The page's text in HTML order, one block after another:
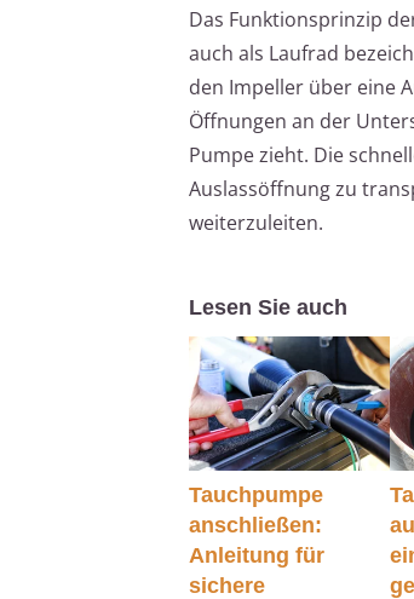
Das Funktionsprinzip
auch als Laufrad
den Impeller über eine
Öffnungen an der
Pumpe zieht. Die
Auslassöffnung zu
weiterzuleiten.
Lesen Sie auch
Tauchpumpe
anschließen:
Anleitung für
sichere